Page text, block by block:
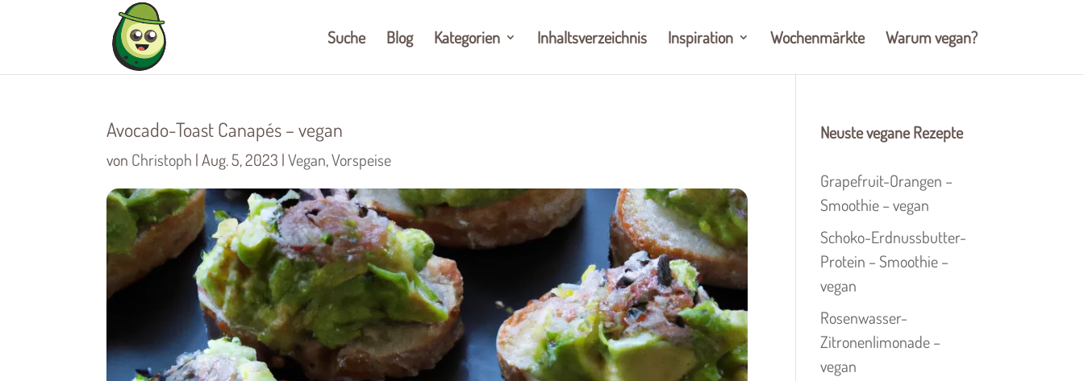
Suche Blog Kategorien Inhaltsverzeichnis Inspiration Wochenmärkte Warum vegan?
Avocado-Toast Canapés – vegan
von Christoph |Aug. 5, 2023 |Vegan,Vorspeise
Neuste vegane Rezepte
Grapefruit-Orangen –
Smoothie – vegan
Schoko-Erdnussbutter-
Protein – Smoothie –
vegan
Rosenwasser-
Zitronenlimonade –
vegan